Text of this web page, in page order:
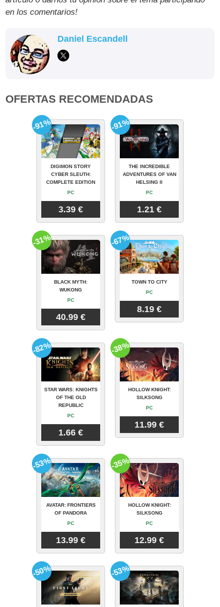
en los comentarios!
Daniel Escandell
OFERTAS RECOMENDADAS
DIGIMON STORY
CYBER SLEUTH:
COMPLETE EDITION
PC
3.39 €
-91%
THE INCREDIBLE
ADVENTURES OF VAN
HELSING II
PC
1.21 €
-91%
BLACK MYTH:
WUKONG
PC
40.99 €
-31%
TOWN TO CITY
PC
8.19 €
-67%
STAR WARS: KNIGHTS
OF THE OLD
REPUBLIC
PC
1.66 €
-82%
HOLLOW KNIGHT:
SILKSONG
PC
11.99 €
-38%
AVATAR: FRONTIERS
OF PANDORA
PC
13.99 €
-53%
HOLLOW KNIGHT:
SILKSONG
PC
12.99 €
-35%
-50% -53%